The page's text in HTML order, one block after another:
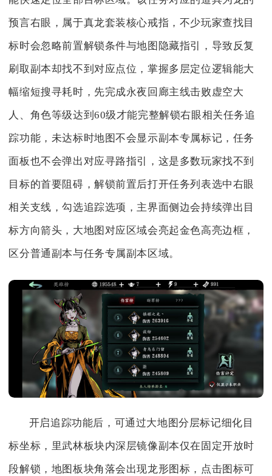
预言右眼，属于真龙套装核心戒指，不少玩家查找目
标时会忽略前置解锁条件与地图隐藏指引，导致反复
刷取副本却找不到对应点位，掌握多层定位逻辑能大
幅缩短搜寻耗时，先完成永夜回廊主线击败虚空大
人、角色等级达到60级才能完整解锁右眼相关任务追
踪功能，未达标时地图不会显示副本专属标记，任务
面板也不会弹出对应寻路指引，这是多数玩家找不到
目标的首要阻碍，解锁前置后打开任务列表选中右眼
相关支线，勾选追踪选项，主界面侧边会持续弹出目
标方向箭头，大地图对应区域会亮起金色高亮边框，
区分普通副本与任务专属副本区域。
开启追踪功能后，可通过大地图分层标记细化目
标坐标，里武林板块内深层镜像副本仅在固定开放时
段解锁，地图板块角落会出现龙形图标，点击图标可